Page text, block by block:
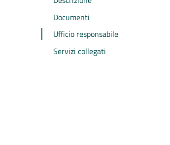
Documenti
Ufficio responsabile
Servizi collegati